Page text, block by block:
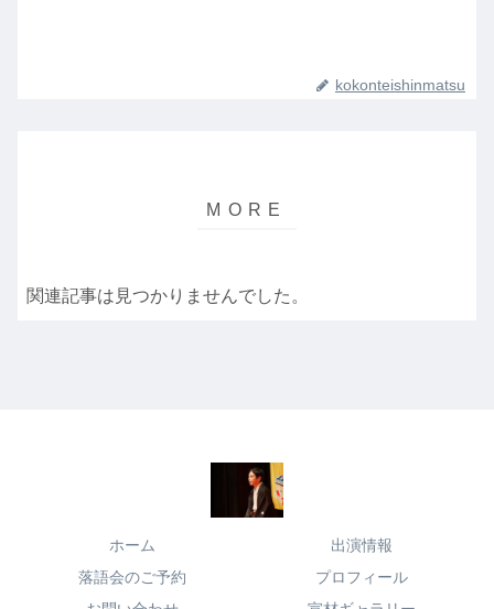
kokonteishinmatsu
関連記事は見つかりませんでした。
ホーム
出演情報
落語会のご予約
プロフィール